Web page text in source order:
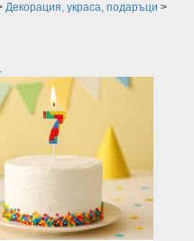
Декорация, украса, подаръци >